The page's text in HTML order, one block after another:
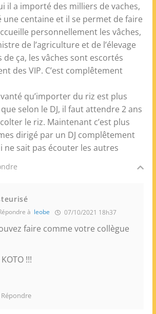
il a importé des milliers de vaches,
une centaine et il se permet de faire
personnellement les vâches,
de l’agriculture et de l’élevage
de ça, les vâches sont escortés
des VIP. C’est complêtement
vanté qu’importer du riz est plus
selon le DJ, il faut attendre 2 ans
le riz. Maintenant c’est plus
dirigé par un DJ complêtement
sait pas écouter les autres
à leobe 07/10/2021 18h37
faire comme votre collègue
!!!
Répondre